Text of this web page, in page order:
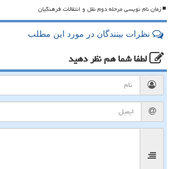
زمان نام نویسی مرحله دوم نقل و انتقالات فرهنگیان
نظرات بینندگان در مورد این مطلب
لطفا شما همنظر دهید